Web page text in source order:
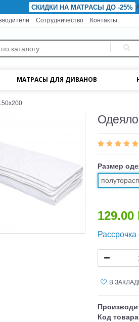
СКИДКИ НА МАТРАСЫ ДО -25%
Сотрудничество Контакты
МАТРАСЫ ДЛЯ ДИВАНОВ
Размер
129.00
Рассрочка
В
Код